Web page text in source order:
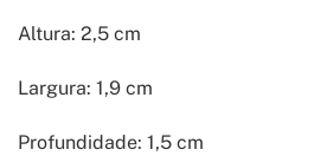
Altura: 2,5 cm
Largura: 1,9 cm
Profundidade: 1,5 cm